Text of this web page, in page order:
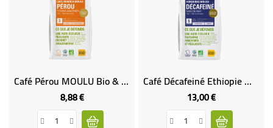
Café Pérou MOULU Bio & Équitable - 250 G
8,88 €Prix
Café Décafeiné Ethiopie MOULU Bio & Équitable
13,00 €Prix